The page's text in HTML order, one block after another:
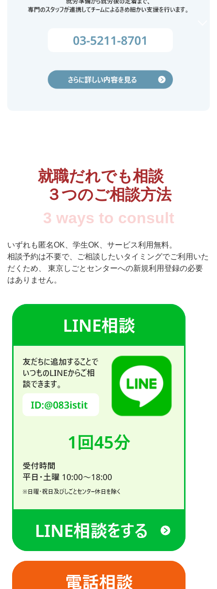
就職だれでも相談
３つのご相談方法
3 ways to consult
いずれも匿名OK、学生OK、サービス利用無料。
相談予約は不要で、ご相談したいタイミングでご利用いた
だくため、
東京しごとセンターへの新規利用登録の必要
はありません。